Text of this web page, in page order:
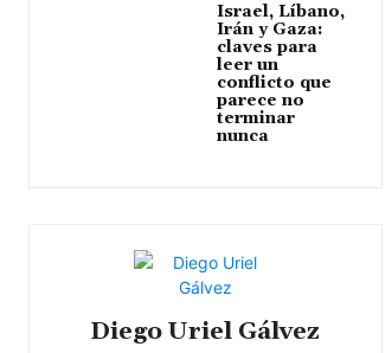
Israel, Líbano,
Irán y Gaza:
claves para
leer un
conflicto que
parece no
terminar
nunca
Diego Uriel Gálvez